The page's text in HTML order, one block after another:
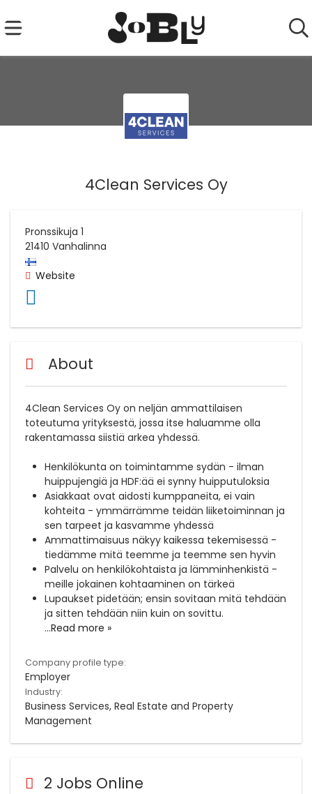
4Clean Services Oy
Pronssikuja 1
21410 Vanhalinna
Website
About
4Clean Services Oy on neljän ammattilaisen
toteutuma yrityksestä, jossa itse haluamme olla
rakentamassa siistiä arkea yhdessä.
Henkilökunta on toimintamme sydän - ilman
huippujengiä ja HDF:ää ei synny huipputuloksia
Asiakkaat ovat aidosti kumppaneita, ei vain
kohteita - ymmärrämme teidän liiketoiminnan ja
sen tarpeet ja kasvamme yhdessä
Ammattimaisuus näkyy kaikessa tekemisessä -
tiedämme mitä teemme ja teemme sen hyvin
Palvelu on henkilökohtaista ja lämminhenkistä -
meille jokainen kohtaaminen on tärkeä
Lupaukset pidetään; ensin sovitaan mitä tehdään
ja sitten tehdään niin kuin on sovittu.
...Read more »
Company profile type:
Employer
Industry:
Business Services, Real Estate and Property
Management
2 Jobs Online